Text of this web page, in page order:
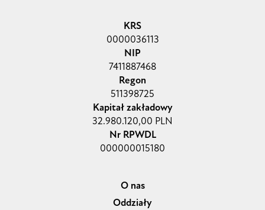
KRS
0000036113
NIP
7411887468
Regon
511398725
Kapitał zakładowy
32.980.120,00 PLN
Nr RPWDL
000000015180
O nas
Oddziały